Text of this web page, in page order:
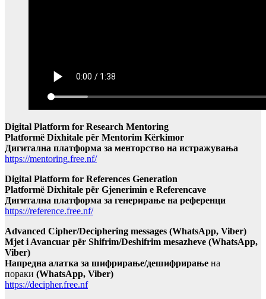
Digital Platform for Research Mentoring
Platformë Dixhitale për Mentorim Kërkimor
Дигитална платформа за менторство на истражувања
https://mentoring.free.nf/
Digital Platform for References Generation
Platformë Dixhitale për Gjenerimin e Referencave
Дигитална платформа за генерирање на референци
https://reference.free.nf/
Advanced Cipher/Deciphering messages (WhatsApp, Viber)
Mjet i Avancuar për Shifrim/Deshifrim mesazheve (WhatsApp,
Viber)
Напредна алатка за шифрирање/дешифрирање на
пораки (WhatsApp, Viber)
https://decipher.free.nf